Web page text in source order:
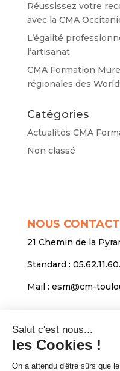
Réussissez votre
avec la CMA
L’égalité
l’artisanat
CMA Formation
régionales des
Catégories
Actualités CMA
Non classé
NOUS
21 Chemin de la
Standard :
Mail : esm@cm-
INFORMATIONS
Mentions légales
Protection des